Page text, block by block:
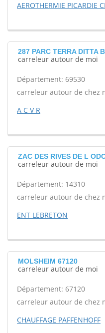
AEROTHERMIE PICARDIE
287 PARC TERRA DITTA
carreleur autour de moi
Département: 69530
carreleur autour de chez
A C V R
ZAC DES RIVES DE L
carreleur autour de moi
Département: 14310
carreleur autour de chez
ENT LEBRETON
MOLSHEIM 67120
carreleur autour de moi
Département: 67120
carreleur autour de chez
CHAUFFAGE PAFFENHOFF